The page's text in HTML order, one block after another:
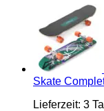
Skate
Lieferzeit: 3